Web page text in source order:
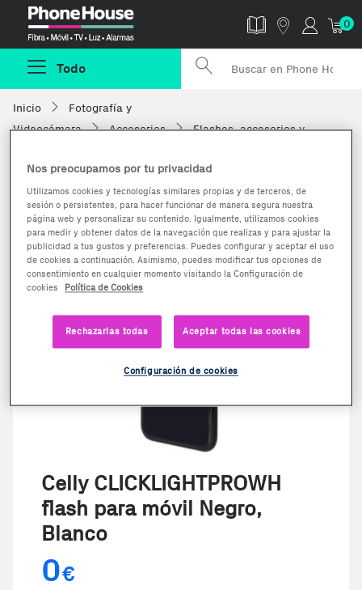
0
Todo
Inicio
Fotografía y
Videocámara
Accesorios
Flashes, accesorios y
Celly CLICKLIGHTPROWH
flash para móvil Negro,
Blanco
0€
Nos preocupamos por tu privacidad
Utilizamos cookies y tecnologías similares propias y de terceros, de
sesión o persistentes, para hacer funcionar de manera segura nuestra
página web y personalizar su contenido. Igualmente, utilizamos cookies
para medir y obtener datos de la navegación que realizas y para ajustar la
publicidad a tus gustos y preferencias. Puedes configurar y aceptar el uso
de cookies a continuación. Asimismo, puedes modificar tus opciones de
consentimiento en cualquier momento visitando la Configuración de
cookies
Política de Cookies
Rechazarlas todas Aceptar todas las cookies
Configuración de cookies